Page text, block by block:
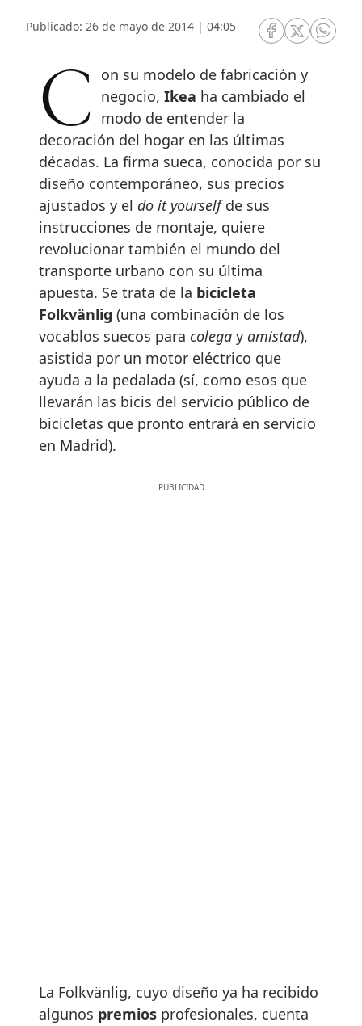
Publicado: 26 de mayo de 2014 | 04:05
RRSS Facebook
RRSSRRSS
Con su modelo de fabricación y negocio,Ikea ha cambiado el
modo de entender la
decoración del hogar en las últimas
décadas. La firma sueca, conocida por su
diseño contemporáneo, sus precios
ajustados y el do it yourselfde sus
instrucciones de montaje, quiere
revolucionar también el mundo del
transporte urbano con su última
apuesta. Se trata de la bicicleta
Folkvänlig (una combinación de los
vocablos suecos para colega y amistad),
asistida por un motor eléctrico que
ayuda a la pedalada (sí, como esos que
llevarán las bicis del servicio público de
bicicletas que pronto entrará en servicio
en Madrid).
La Folkvänlig, cuyo diseño ya ha recibido
algunos premios profesionales, cuenta